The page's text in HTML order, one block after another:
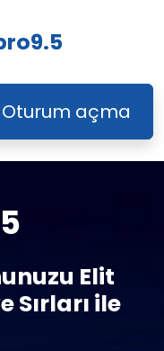
Oturum açma
Elit
Sırları ile